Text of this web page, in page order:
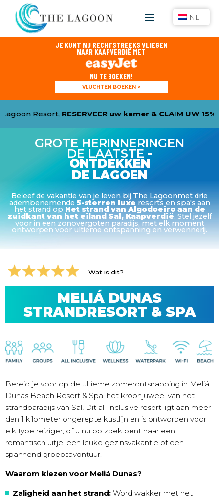
JE KUNT NU RECHTSTREEKS VLIEGEN
NAAR KAAPVERDIË MET
NU TE BOEKEN!
VLUCHTEN BOEKEN >
RESERVEER uw kamer & CLAIM UW 15% KORTING
GROTE HERINNERINGEN
DE LAATSTE -
ONTDEKKEN
DE LAGOEN
Beleef de vakantie van je leven bij The Lagoonmet drie
adembenemende 5-sterren luxe resorts en spa's aan
het strand op Het strand van Algodoeiro aan de
zuidkant van het eiland Sal, Kaapverdië. Stel jezelf
voor in een zonovergoten paradijs, met elk moment
ontworpen voor ultieme ontspanning en verwennerij.
Wat is dit?
MELIÁ DUNAS
STRANDRESORT & SPA
Bereid je voor op de ultieme zomerontsnapping in Meliá
Dunas Beach Resort & Spa, het kroonjuweel van het
strandparadijs van Sal! Dit all-inclusive resort ligt aan meer
dan 1 kilometer ongerepte kustlijn en is ontworpen voor
elk type reiziger, of u nu op zoek bent naar een
romantisch uitje, een leuke gezinsvakantie of een
spannend groepsavontuur.
Waarom kiezen voor Meliá Dunas?
Zaligheid aan het strand: Word wakker met het
NL